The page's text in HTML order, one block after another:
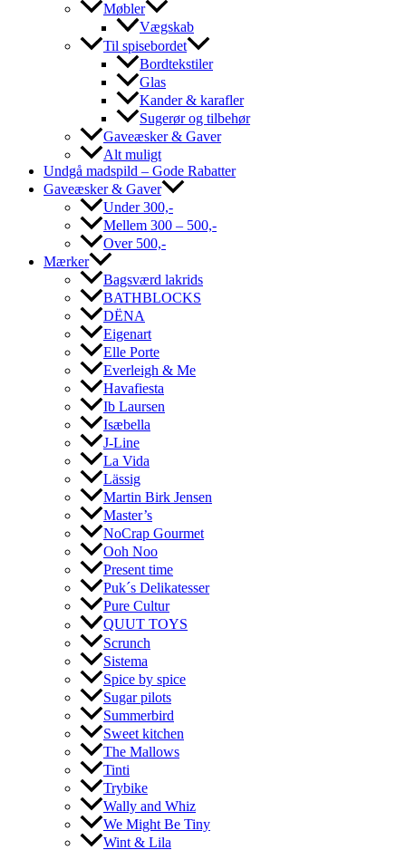
Møbler
Vægskab
Til spisebordet
Bordtekstiler
Glas
Kander & karafler
Sugerør og tilbehør
Gaveæsker & Gaver
Alt muligt
Undgå madspild – Gode Rabatter
Gaveæsker & Gaver
Under 300,-
Mellem 300 – 500,-
Over 500,-
Mærker
Bagsværd lakrids
BATHBLOCKS
DËNA
Eigenart
Elle Porte
Everleigh & Me
Havafiesta
Ib Laursen
Isæbella
J-Line
La Vida
Lässig
Martin Birk Jensen
Master’s
NoCrap Gourmet
Ooh Noo
Present time
Puk´s Delikatesser
Pure Cultur
QUUT TOYS
Scrunch
Sistema
Spice by spice
Sugar pilots
Summerbird
Sweet kitchen
The Mallows
Tinti
Trybike
Wally and Whiz
We Might Be Tiny
Wint & Lila